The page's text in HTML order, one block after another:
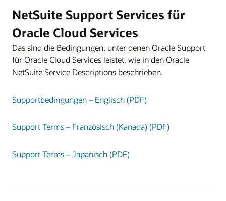
NetSuite Support Services für
Oracle Cloud Services
Das sind die Bedingungen, unter denen Oracle Support
für Oracle Cloud Services leistet, wie in den Oracle
NetSuite Service Descriptions beschrieben.
Supportbedingungen – Englisch (PDF)
Support Terms – Französisch (Kanada) (PDF)
Support Terms – Japanisch (PDF)